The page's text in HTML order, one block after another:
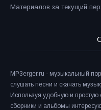
Материалов за текущий
MP3erger.ru - музыкальный
слушать песни и скачать
Используя удобную и простую
сборники и альбомы